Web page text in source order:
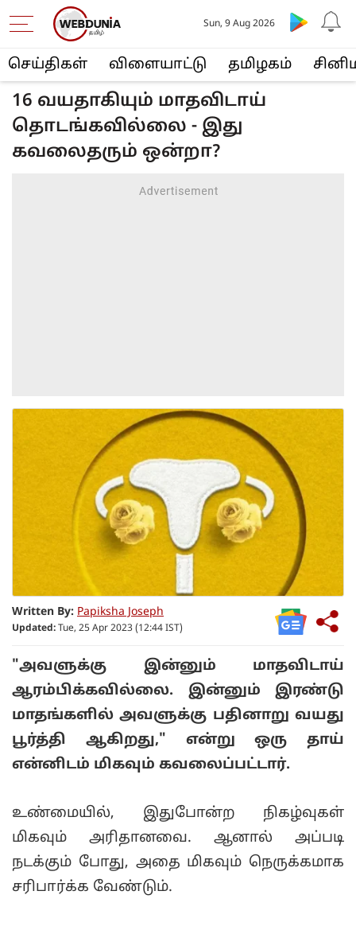
செய்திகள் விளையா‌ட்டு த‌மிழக‌ம்
Sun, 9 Aug 2026
16 வயதாகியும் மாதவிடாய்
தொடங்கவில்லை - இது
கவலைதரும் ஒன்றா?
Written By: Papiksha Joseph
Updated: Tue, 25 Apr 2023 (12:44 IST)
"அவளுக்கு இன்னும் மாதவிடாய்
ஆரம்பிக்கவில்லை. இன்னும் இரண்டு
மாதங்களில் அவளுக்கு பதினாறு வயது
பூர்த்தி ஆகிறது," என்று ஒரு தாய்
என்னிடம் மிகவும் கவலைப்பட்டார்.
உண்மையில், இதுபோன்ற நிகழ்வுகள்
மிகவும் அரிதானவை. ஆனால் அப்படி
நடக்கும் போது, ​​​​அதை மிகவும் நெருக்கமாக
சரிபார்க்க வேண்டும்.